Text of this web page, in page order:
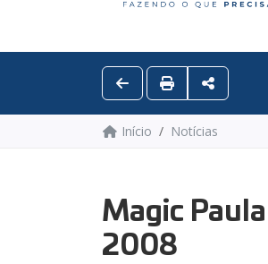
Início Notícias
Magic
2008